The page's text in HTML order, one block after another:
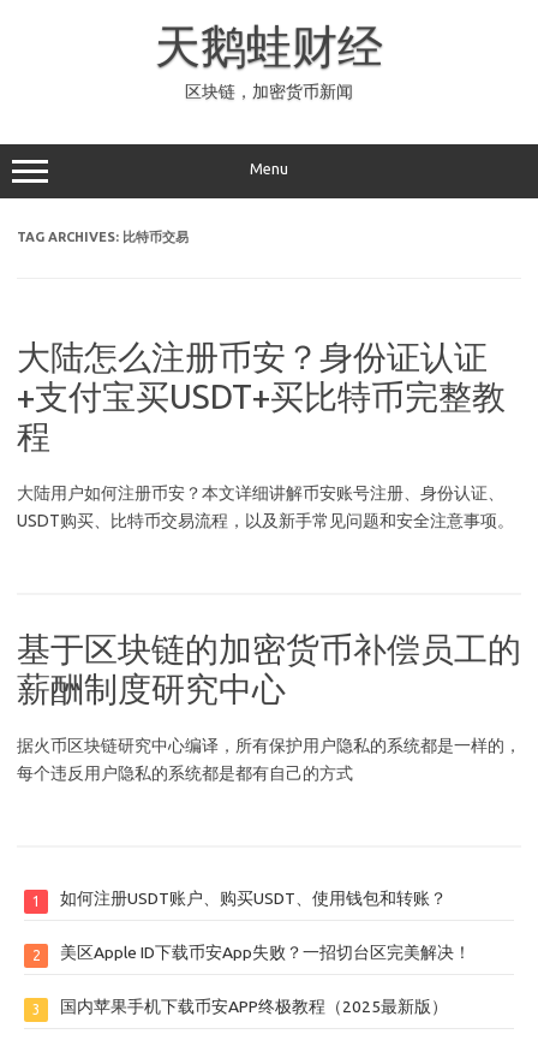
天鹅蛙财经
区块链，加密货币新闻
Menu
TAG ARCHIVES: 比特币交易
大陆怎么注册币安？身份证认证
+支付宝买USDT+买比特币完整教
程
大陆用户如何注册币安？本文详细讲解币安账号注册、身份认证、
USDT购买、比特币交易流程，以及新手常见问题和安全注意事项。
基于区块链的加密货币补偿员工的
薪酬制度研究中心
据火币区块链研究中心编译，所有保护用户隐私的系统都是一样的，
每个违反用户隐私的系统都是都有自己的方式
1 如何注册USDT账户、购买USDT、使用钱包和转账？
2 美区Apple ID下载币安App失败？一招切台区完美解决！
3 国内苹果手机下载币安APP终极教程（2025最新版）